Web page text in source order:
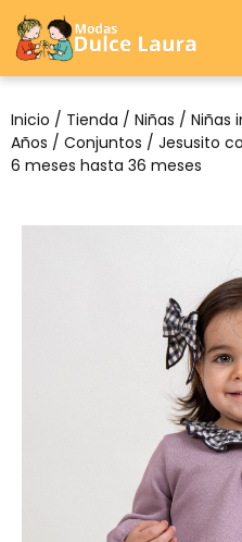
Inicio / Tienda / Niñas / Niñas
Años / Conjuntos / Jesusito
6 meses hasta 36 meses